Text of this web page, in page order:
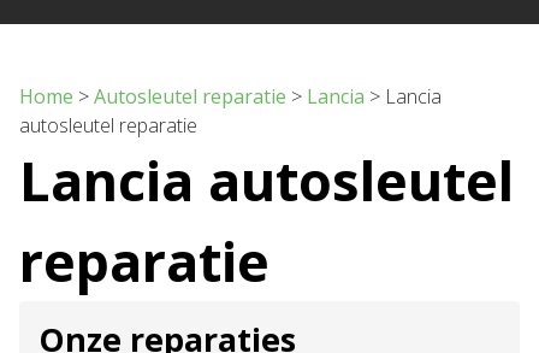
Home >Autosleutel reparatie > Lancia > Lancia
autosleutel reparatie
Lancia autosleutel
reparatie
Onze reparaties